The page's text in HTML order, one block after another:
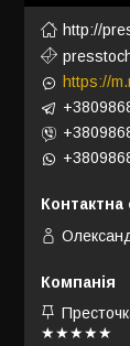
http://
https://
★★★★★